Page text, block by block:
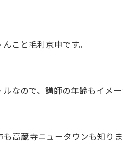
こと毛利京申です。
ので、講師の年齢もイメ
高蔵寺ニュータウンも知りま